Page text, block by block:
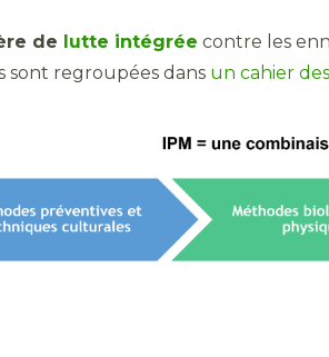
de lutte intégrée contre les
sont regroupées dans un cahier